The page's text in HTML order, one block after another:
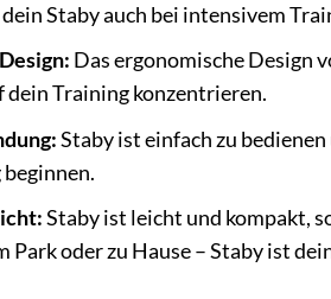
Staby auch bei intensivem
Das ergonomische Design
dein Training konzentrieren.
Staby ist einfach zu
Staby ist leicht und kompakt,
Park oder zu Hause – Staby ist